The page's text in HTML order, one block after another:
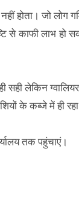
होता। जो लोग
से काफी लाभ हो
सही लेकिन
के कब्जे में ही
तक पहुंचाएं।